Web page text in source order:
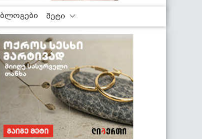
ბლოგები მეტი